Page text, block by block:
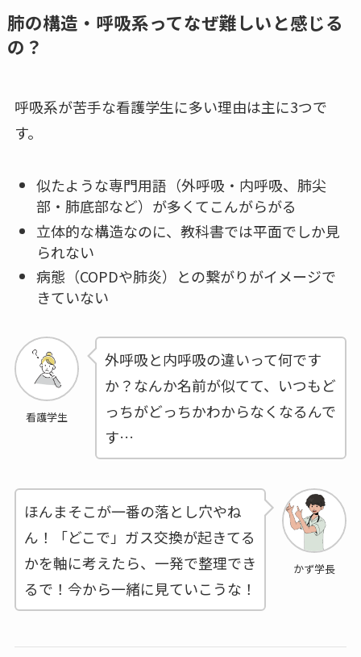
肺の構造・呼吸系ってなぜ難しいと感じる
の？
呼吸系が苦手な看護学生に多い理由は主に3つで
す。
似たような専門用語（外呼吸・内呼吸、肺尖
部・肺底部など）が多くてこんがらがる
立体的な構造なのに、教科書では平面でしか見
られない
病態（COPDや肺炎）との繋がりがイメージで
きていない
看護学生
外呼吸と内呼吸の違いって何です
か？なんか名前が似てて、いつもど
っちがどっちかわからなくなるんで
す…
かず学長
ほんまそこが一番の落とし穴やね
ん！「どこで」ガス交換が起きてる
かを軸に考えたら、一発で整理でき
るで！今から一緒に見ていこうな！